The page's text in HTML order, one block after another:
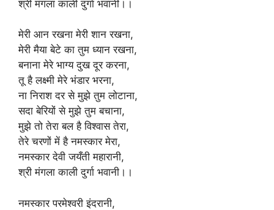
श्री मंगला काली दुर्गा भवानी।।
मेरी आन रखना मेरी शान रखना,
मेरी मैया बेटे का तुम ध्यान रखना,
बनाना मेरे भाग्य दुख दूर करना,
तू है लक्ष्मी मेरे भंडार भरना,
ना निराश दर से मुझे तुम लोटाना,
सदा बेरियों से मुझे तुम बचाना,
मुझे तो तेरा बल है विश्वास तेरा,
तेरे चरणों में है नमस्कार मेरा,
नमस्कार देवी जयँती महारानी,
श्री मंगला काली दुर्गा भवानी।।
नमस्कार परमेश्वरी इंदरानी,